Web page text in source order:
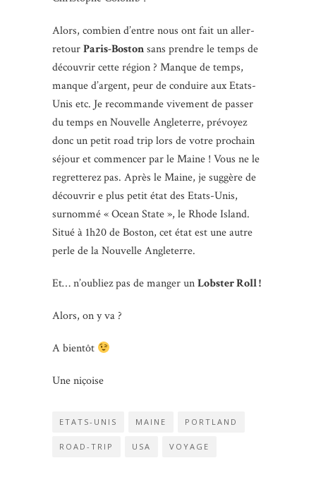
Alors, combien d’entre nous ont fait un aller-
retourParis-Bostonsans prendre le temps de
découvrir cette région ? Manque de temps,
manque d’argent, peur de conduire aux Etats-
Unis etc. Je recommande vivement de passer
du temps en Nouvelle Angleterre, prévoyez
donc un petit road trip lors de votre prochain
séjour et commencer par le Maine ! Vous ne le
regretterez pas. Après le Maine, je suggère de
découvrir e plus petit état des Etats-Unis,
surnommé « Ocean State », le Rhode Island.
Situé à 1h20 de Boston, cet état est une autre
perle de la Nouvelle Angleterre.
Et… n’oubliez pas de manger unLobster Roll !
Alors, on y va ?
A bientôt
Une niçoise
ETATS-UNIS MAINE PORTLAND
ROAD-TRIP USA VOYAGE